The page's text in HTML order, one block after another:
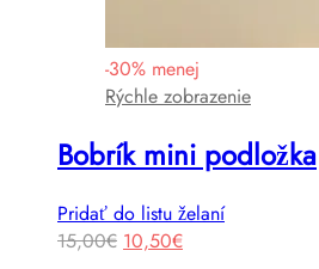
-30% menej
Rýchle zobrazenie
Bobrík mini podložka
Pridať do listu želaní
15,00€ Original
10,50€Current